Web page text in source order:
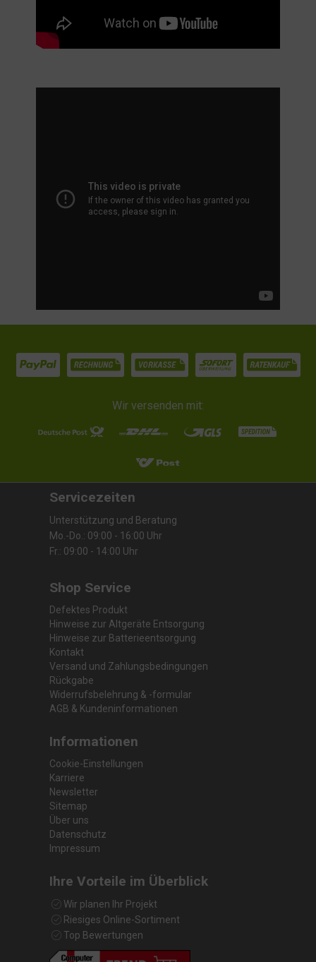
Wir versenden mit:
Servicezeiten
Unterstützung und Beratung
Mo.-Do.: 09:00 - 16:00 Uhr
Fr.: 09:00 - 14:00 Uhr
Shop Service
Defektes Produkt
Hinweise zur Altgeräte Entsorgung
Hinweise zur Batterieentsorgung
Kontakt
Versand und Zahlungsbedingungen
Rückgabe
Widerrufsbelehrung & -formular
AGB & Kundeninformationen
Informationen
Cookie-Einstellungen
Karriere
Newsletter
Sitemap
Über uns
Datenschutz
Impressum
Ihre Vorteile im Überblick
Wir planen Ihr Projekt
Riesiges Online-Sortiment
Top Bewertungen